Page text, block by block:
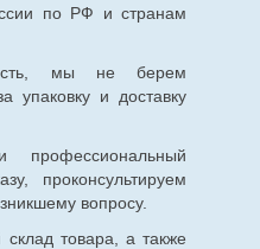
по РФ и странам
мы не берем
упаковку и доставку
проконсультируем
вопросу.
товара, а также